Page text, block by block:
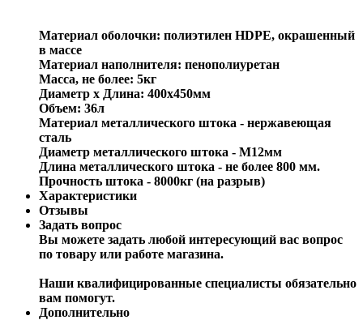
Материал оболочки: полиэтилен HDPE, окрашенный
в массе
Материал наполнителя: пенополиуретан
Масса, не более: 5кг
Диаметр х Длина: 400х450мм
Объем: 36л
Материал металлического штока - нержавеющая
сталь
Диаметр металлического штока - М12мм
Длина металлического штока - не более 800 мм.
Прочность штока - 8000кг (на разрыв)
Характеристики
Отзывы
Задать вопрос
Вы можете задать любой интересующий вас вопрос
по товару или работе магазина.
Наши квалифицированные специалисты обязательно
вам помогут.
Дополнительно